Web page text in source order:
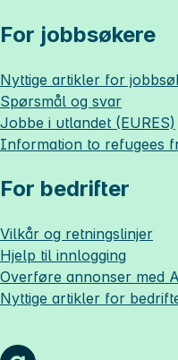
For jobbsøkere
Nyttige artikler for
Spørsmål og svar
Jobbe i utlandet (EURES)
Information to refugees
For bedrifter
Vilkår og retningslinjer
Hjelp til innlogging
Overføre annonser med
Nyttige artikler for